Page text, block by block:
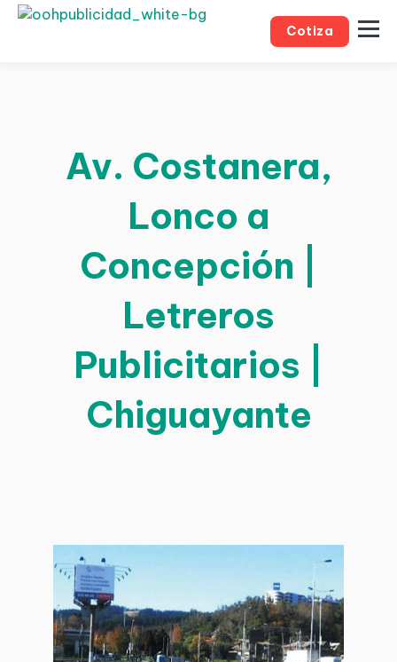
Cotiza
Av. Costanera,
Lonco a
Concepción |
Letreros
Publicitarios |
Chiguayante